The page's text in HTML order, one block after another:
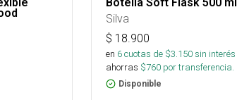
Silva
$ 18.900
en 6cuotas de $3.150sin interés
ahorras $760 por transferencia.
Disponible